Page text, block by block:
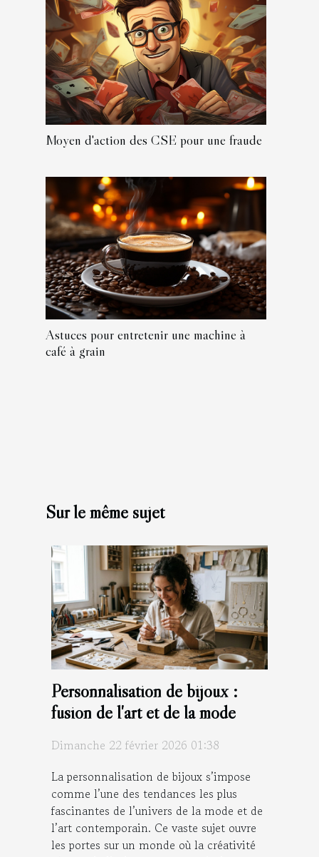
Moyen d'action des CSE pour une fraude
Astuces pour entretenir une machine à
café à grain
Sur le même sujet
Personnalisation de bijoux :
fusion de l'art et de la mode
Dimanche 22 février 2026 01:38
La personnalisation de bijoux s’impose
comme l’une des tendances les plus
fascinantes de l’univers de la mode et de
l’art contemporain. Ce vaste sujet ouvre
les portes sur un monde où la créativité